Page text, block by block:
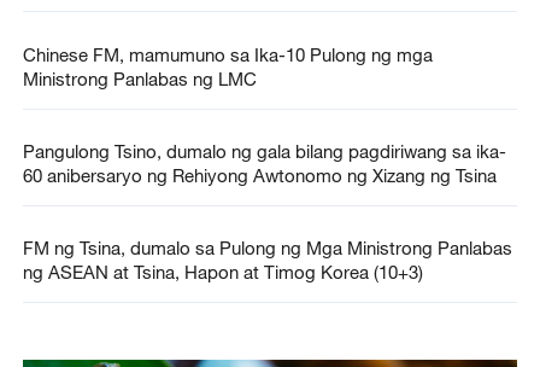
Chinese FM, mamumuno sa Ika-10 Pulong ng mga
Ministrong Panlabas ng LMC
Pangulong Tsino, dumalo ng gala bilang pagdiriwang sa ika-
60 anibersaryo ng Rehiyong Awtonomo ng Xizang ng Tsina
FM ng Tsina, dumalo sa Pulong ng Mga Ministrong Panlabas
ng ASEAN at Tsina, Hapon at Timog Korea (10+3)